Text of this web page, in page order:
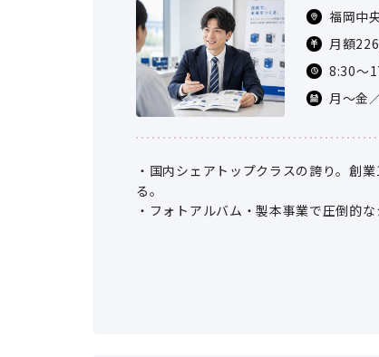
福岡中
「ふ頭
月額
当社規
※一律
8:30～
月～金
・国内シェアトップクラスの誇り。創
る。
・フォトアルバム・製本事業で圧倒的
・官公庁や金融機関など、公共性の高